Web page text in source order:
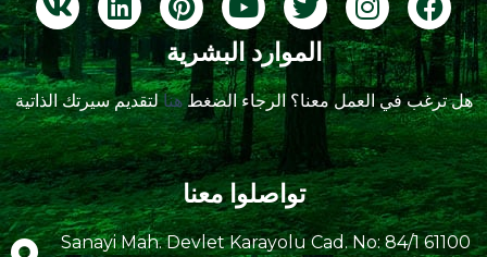
الموارد البشرية
هل ترغب في العمل معنا؟ الرجاء الضغطهنالتقديم سيرتك الذاتية
تواصلوا معنا
Sanayi Mah. Devlet Karayolu Cad. No: 84/1 61100